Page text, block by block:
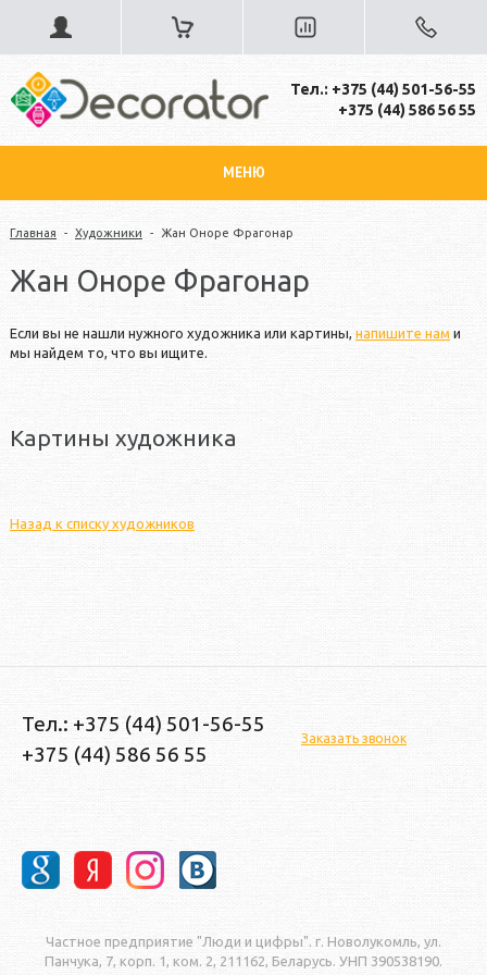
Тел.: +375 (44) 501-56-55
+375 (44) 586 56 55
МЕНЮ
Главная - Художники - Жан Оноре Фрагонар
Жан Оноре Фрагонар
Если вы не нашли нужного художника или картины, напишите нам и
мы найдем то, что вы ищите.
Картины художника
Назад к списку художников
Тел.: +375 (44) 501-56-55
+375 (44) 586 56 55
Заказать звонок
Частное предприятие "Люди и цифры". г. Новолукомль, ул.
Панчука, 7, корп. 1, ком. 2, 211162, Беларусь. УНП 390538190.